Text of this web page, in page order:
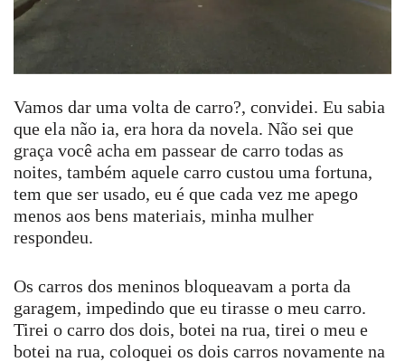
Vamos dar uma volta de carro?, convidei. Eu sabia
que ela não ia, era hora da novela. Não sei que
graça você acha em passear de carro todas as
noites, também aquele carro custou uma fortuna,
tem que ser usado, eu é que cada vez me apego
menos aos bens materiais, minha mulher
respondeu.
Os carros dos meninos bloqueavam a porta da
garagem, impedindo que eu tirasse o meu carro.
Tirei o carro dos dois, botei na rua, tirei o meu e
botei na rua, coloquei os dois carros novamente na